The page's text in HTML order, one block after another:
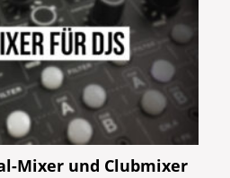
Mixer und Clubmixer